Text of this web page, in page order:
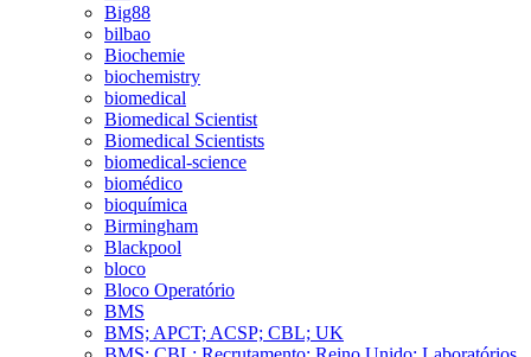
Big88
bilbao
Biochemie
biochemistry
biomedical
Biomedical Scientist
Biomedical Scientists
biomedical-science
biomédico
bioquímica
Birmingham
Blackpool
bloco
Bloco Operatório
BMS
BMS; APCT; ACSP; CBL; UK